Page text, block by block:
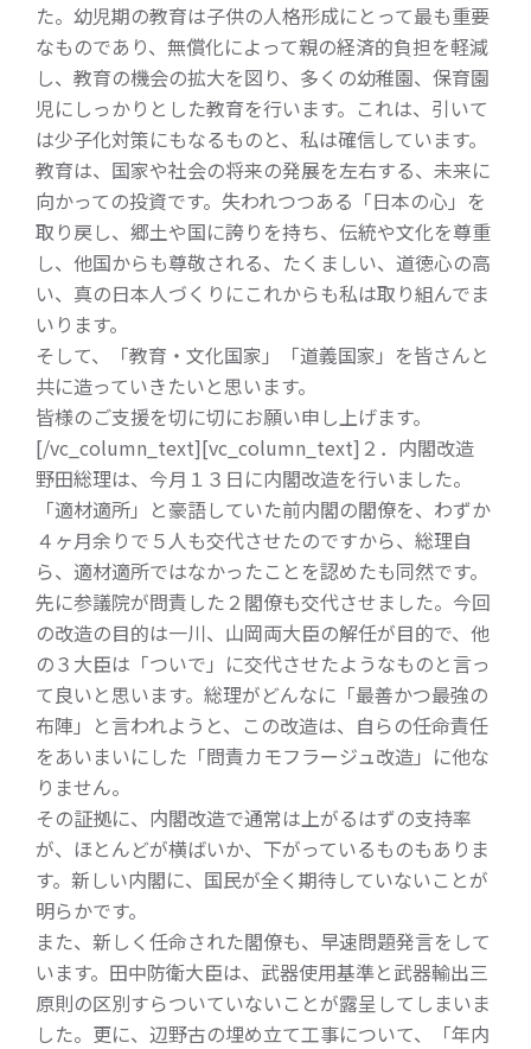
た。幼児期の教育は子供の人格形成にとって最も重要
なものであり、無償化によって親の経済的負担を軽減
し、教育の機会の拡大を図り、多くの幼稚園、保育園
児にしっかりとした教育を行います。これは、引いて
は少子化対策にもなるものと、私は確信しています。
教育は、国家や社会の将来の発展を左右する、未来に
向かっての投資です。失われつつある「日本の心」を
取り戻し、郷土や国に誇りを持ち、伝統や文化を尊重
し、他国からも尊敬される、たくましい、道徳心の高
い、真の日本人づくりにこれからも私は取り組んでま
いります。
そして、「教育・文化国家」「道義国家」を皆さんと
共に造っていきたいと思います。
皆様のご支援を切に切にお願い申し上げます。
[/vc_column_text][vc_column_text]２．内閣改造
野田総理は、今月１３日に内閣改造を行いました。
「適材適所」と豪語していた前内閣の閣僚を、わずか
４ヶ月余りで５人も交代させたのですから、総理自
ら、適材適所ではなかったことを認めたも同然です。
先に参議院が問責した２閣僚も交代させました。今回
の改造の目的は一川、山岡両大臣の解任が目的で、他
の３大臣は「ついで」に交代させたようなものと言っ
て良いと思います。総理がどんなに「最善かつ最強の
布陣」と言われようと、この改造は、自らの任命責任
をあいまいにした「問責カモフラージュ改造」に他な
りません。
その証拠に、内閣改造で通常は上がるはずの支持率
が、ほとんどが横ばいか、下がっているものもありま
す。新しい内閣に、国民が全く期待していないことが
明らかです。
また、新しく任命された閣僚も、早速問題発言をして
います。田中防衛大臣は、武器使用基準と武器輸出三
原則の区別すらついていないことが露呈してしまいま
した。更に、辺野古の埋め立て工事について、「年内